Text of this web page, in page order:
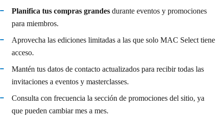
Planifica tus compras grandes durante eventos y promociones
para miembros.
Aprovecha las ediciones limitadas a las que solo MAC Select tiene
acceso.
Mantén tus datos de contacto actualizados para recibir todas las
invitaciones a eventos y masterclasses.
Consulta con frecuencia la sección de promociones del sitio, ya
que pueden cambiar mes a mes.